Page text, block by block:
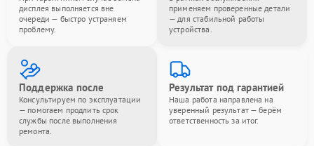
дисплея выполняется вне
очереди — быстро устраняем
проблему.
применяем проверенные детали
— для стабильной работы
устройства.
Поддержка после
Консультируем по эксплуатации
— помогаем продлить срок
службы после выполнения
ремонта.
Результат под гарантией
Наша работа направлена на
уверенный результат — берём
ответственность за итог.